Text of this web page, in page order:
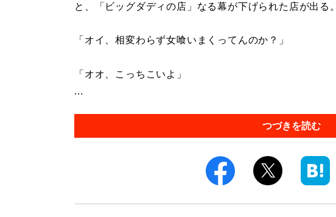
と、「ビッグダディの店」なる幕が下げられた店が出る。
「オイ、相変わらず女喰いまくってんのか？」
「オオ、こっちこいよ」
...
つづきを読む